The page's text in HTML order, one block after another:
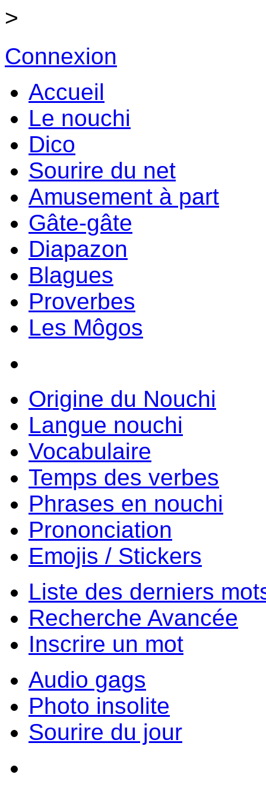
>
Connexion
Accueil
Le nouchi
Dico
Sourire du net
Amusement à part
Gâte-gâte
Diapazon
Blagues
Proverbes
Les Môgos
Origine du Nouchi
Langue nouchi
Vocabulaire
Temps des verbes
Phrases en nouchi
Prononciation
Emojis / Stickers
Liste des derniers
Recherche Avancée
Inscrire un mot
Audio gags
Photo insolite
Sourire du jour